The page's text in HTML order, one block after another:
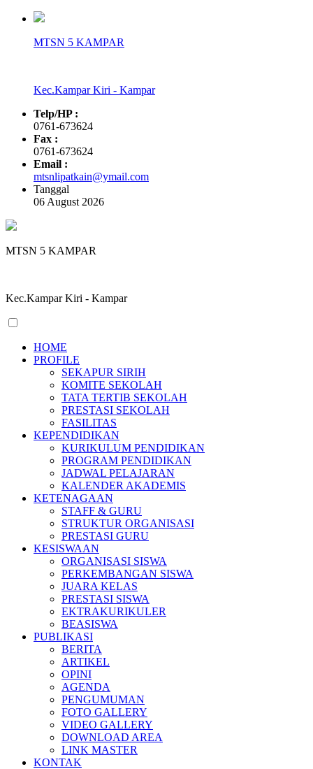
MTSN 5 KAMPAR
Kec.Kampar Kiri - Kampar
Telp/HP :
0761-673624
Fax :
0761-673624
Email :
mtsnlipatkain@ymail.com
Tanggal
06 August 2026
MTSN 5 KAMPAR
Kec.Kampar Kiri - Kampar
HOME
PROFILE
SEKAPUR SIRIH
KOMITE SEKOLAH
TATA TERTIB SEKOLAH
PRESTASI SEKOLAH
FASILITAS
KEPENDIDIKAN
KURIKULUM PENDIDIKAN
PROGRAM PENDIDIKAN
JADWAL PELAJARAN
KALENDER AKADEMIS
KETENAGAAN
STAFF & GURU
STRUKTUR ORGANISASI
PRESTASI GURU
KESISWAAN
ORGANISASI SISWA
PERKEMBANGAN SISWA
JUARA KELAS
PRESTASI SISWA
EKTRAKURIKULER
BEASISWA
PUBLIKASI
BERITA
ARTIKEL
OPINI
AGENDA
PENGUMUMAN
FOTO GALLERY
VIDEO GALLERY
DOWNLOAD AREA
LINK MASTER
KONTAK